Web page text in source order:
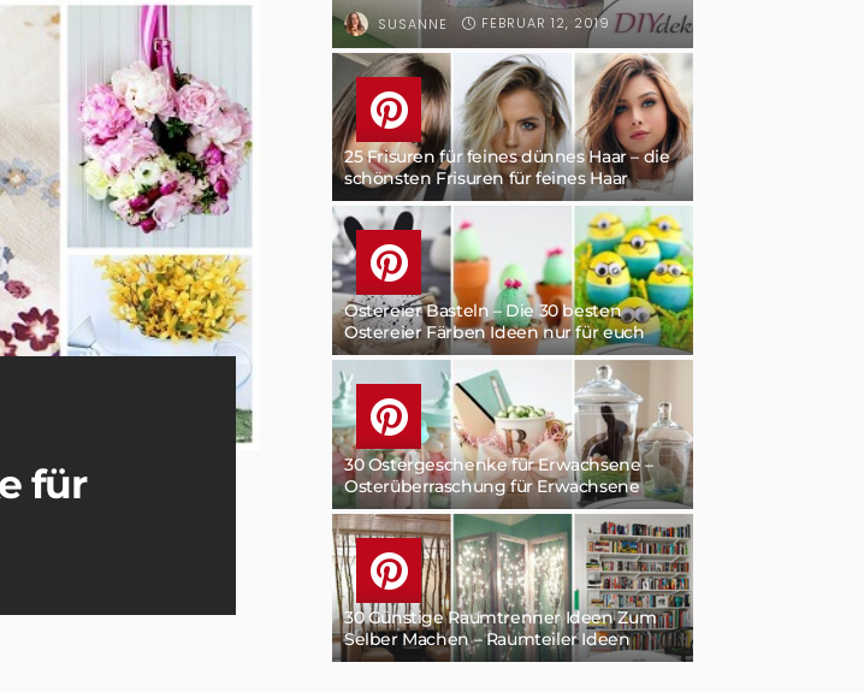
für
SUSANNE FEBRUAR 12, 2019
25 Frisuren für feines dünnes Haar – die
schönsten Frisuren für feines Haar
Ostereier Basteln – Die 30 besten
Ostereier Färben Ideen nur für euch
30 Ostergeschenke für Erwachsene –
Osterüberraschung für Erwachsene
30 Günstige Raumtrenner Ideen Zum
Selber Machen – Raumteiler Ideen